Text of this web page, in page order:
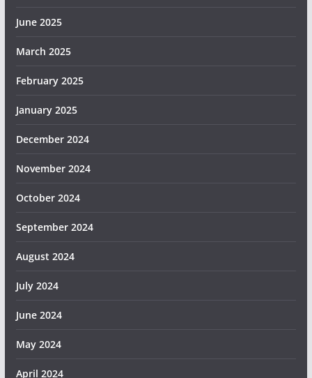
June 2025
March 2025
February 2025
January 2025
December 2024
November 2024
October 2024
September 2024
August 2024
July 2024
June 2024
May 2024
April 2024